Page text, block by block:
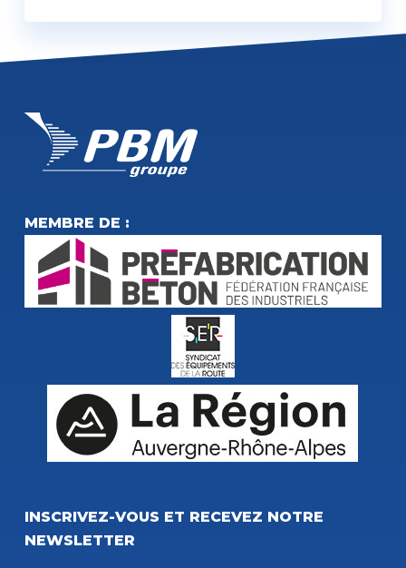
MEMBRE DE :
INSCRIVEZ-VOUS ET RECEVEZ NOTRE
NEWSLETTER